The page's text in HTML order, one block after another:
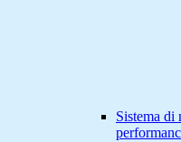
Sistema di